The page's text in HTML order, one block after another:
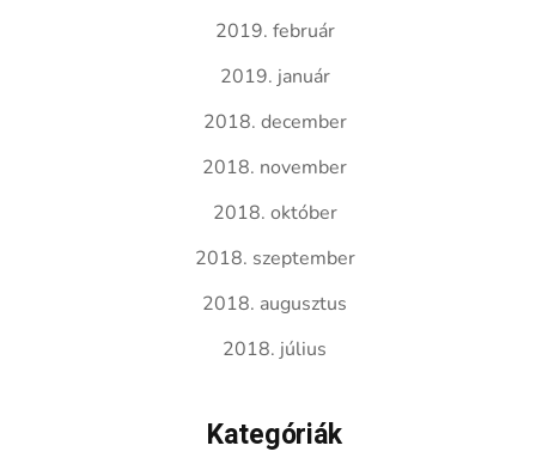
2019. február
2019. január
2018. december
2018. november
2018. október
2018. szeptember
2018. augusztus
2018. július
Kategóriák